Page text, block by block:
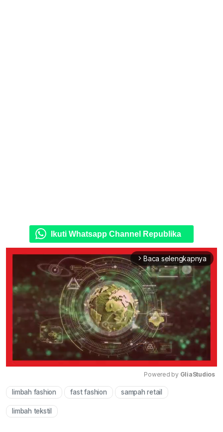
Ikuti Whatsapp Channel Republika
arrow_forward_ios Baca selengkapnya
Powered by GliaStudios
limbah fashion fast fashion sampah retail
limbah tekstil